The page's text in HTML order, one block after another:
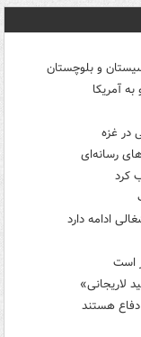
و بلوچستان
آمریکا
رسانه‌ای
کرد
ادامه دارد
است
لاریجانی»
هستند